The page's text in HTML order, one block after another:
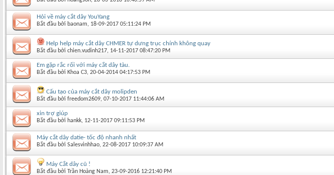
Hỏi về máy cắt dây YouYang
Bắt đầu bởi baonam‎, 18-09-2017 05:11:24 PM
Help help máy cắt dây CHMER tự dưng trục chính không quay
Bắt đầu bởi chien.vudinh217‎, 14-11-2017 08:47:20 PM
Em gặp rắc rối với máy cắt dây tàu.
Bắt đầu bởi Khoa C3‎, 20-04-2014 04:17:53 PM
Cấu tạo của máy cắt dây molipden
Bắt đầu bởi freedom2609‎, 07-10-2017 11:44:06 AM
xin trợ giúp
Bắt đầu bởi hankk‎, 12-11-2017 09:11:53 PM
Máy cắt dây datie- tốc độ nhanh nhất
Bắt đầu bởi Salesvinhhao‎, 22-08-2017 10:09:37 AM
Máy Cắt dây cũ !
Bắt đầu bởi Trần Hoàng Nam‎, 23-09-2016 12:21:40 PM